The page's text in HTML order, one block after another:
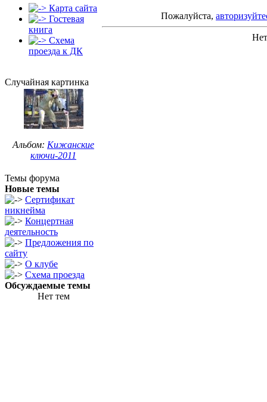
Карта сайта
Гостевая
книга
Схема
проезда к ДК
Случайная картинка
Альбом: Кижанские
ключи-2011
Темы форума
Новые темы
Сертификат
никнейма
Концертная
деятельность
Предложения по
сайту
О клубе
Схема проезда
Обсуждаемые темы
Нет тем
Пожалуйста,